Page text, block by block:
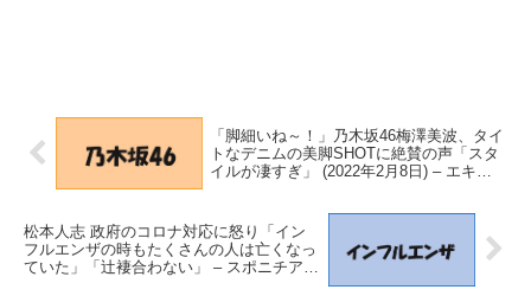
「脚細いね～！」乃木坂46梅澤美波、タイ
トなデニムの美脚SHOTに絶賛の声「スタ
イルが凄すぎ」 (2022年2月8日) – エキサ
松本人志 政府のコロナ対応に怒り「イン
フルエンザの時もたくさんの人は亡くなっ
ていた」「辻褄合わない」 – スポニチアネ